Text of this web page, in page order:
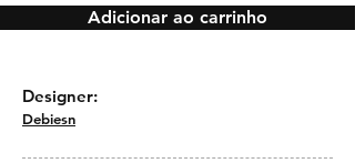
Adicionar ao carrinho
Designer:
Debiesn